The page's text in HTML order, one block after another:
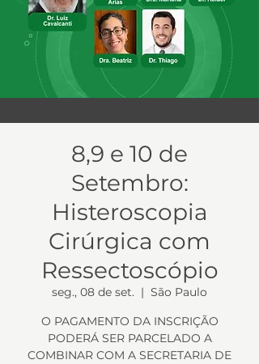
8,9 e 10 de
Setembro:
Histeroscopia
Cirúrgica com
Ressectoscópio
seg., 08 de set.
  |
São Paulo
O PAGAMENTO DA INSCRIÇÃO
PODERÁ SER PARCELADO A
COMBINAR COM A SECRETARIA DE